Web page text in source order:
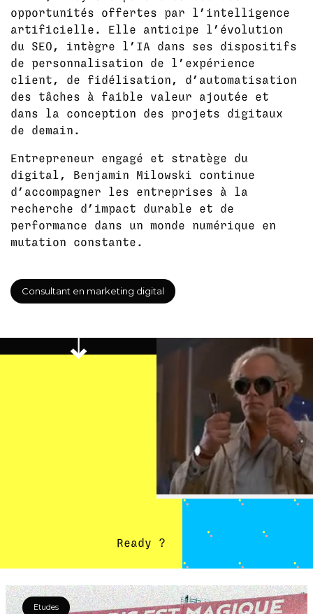
opportunités offertes par l’intelligence
artificielle. Elle anticipe l’évolution
du SEO, intègre l’IA dans ses dispositifs
de personnalisation de l’expérience
client, de fidélisation, d’automatisation
des tâches à faible valeur ajoutée et
dans la conception des projets digitaux
de demain.
Entrepreneur engagé et stratège du
digital, Benjamin Milowski continue
d’accompagner les entreprises à la
recherche d’impact durable et de
performance dans un monde numérique en
mutation constante.
Consultant en marketing digital
Ready ?
Etudes